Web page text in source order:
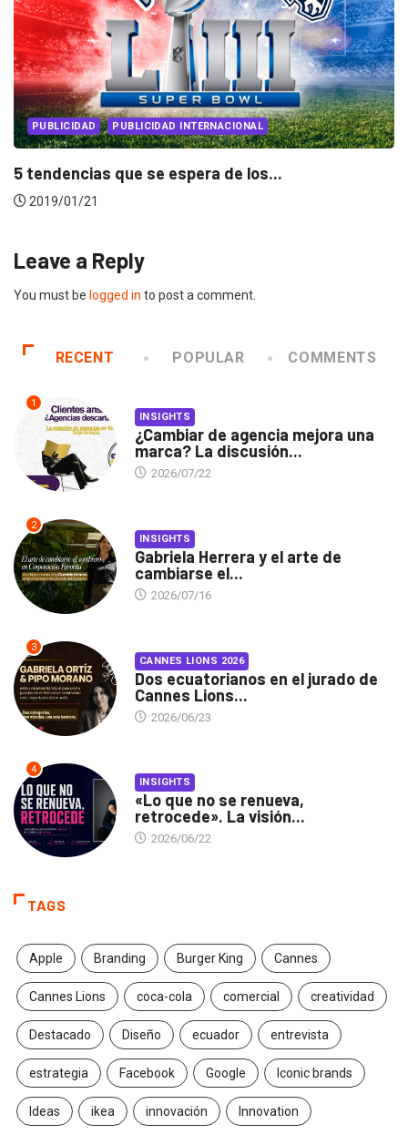
PUBLICIDAD PUBLICIDAD INTERNACIONAL
5 tendencias que se espera de los...
2019/01/21
Leave a Reply
You must be logged in to post a comment.
RECENT POPULAR COMMENTS
1
INSIGHTS
¿Cambiar de agencia mejora una
marca? La discusión...
2026/07/22
2
INSIGHTS
Gabriela Herrera y el arte de
cambiarse el...
2026/07/16
3
CANNES LIONS 2026
Dos ecuatorianos en el jurado de
Cannes Lions...
2026/06/23
4
INSIGHTS
«Lo que no se renueva,
retrocede». La visión...
2026/06/22
TAGS
Apple Branding Burger King Cannes
Cannes Lions coca-cola comercial creatividad
Destacado Diseño ecuador entrevista
estrategia Facebook Google Iconic brands
Ideas ikea innovación Innovation